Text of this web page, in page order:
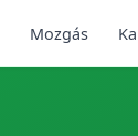
Mozgás